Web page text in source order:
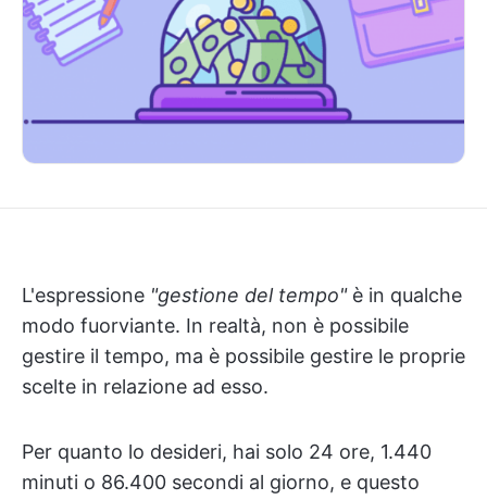
L'espressione "gestione del tempo"è in qualche
modo fuorviante. In realtà, non è possibile
gestire il tempo, ma è possibile gestire le proprie
scelte in relazione ad esso.
Per quanto lo desideri, hai solo 24 ore, 1.440
minuti o 86.400 secondi al giorno, e questo